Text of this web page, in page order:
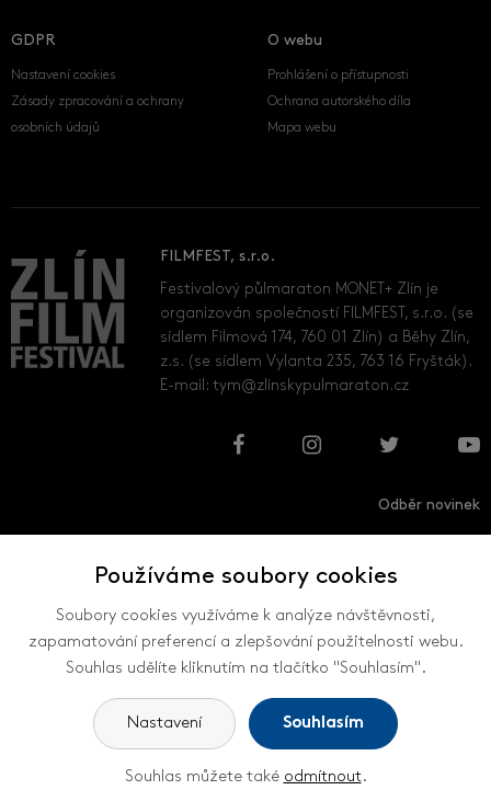
GDPR
Nastavení cookies
Zásady zpracování a ochrany
osobních údajů
O webu
Prohlášení o přístupnosti
Ochrana autorského díla
Mapa webu
FILMFEST, s.r.o.
Festivalový půlmaraton MONET+ Zlín je
organizován společností FILMFEST, s.r.o. (se
sídlem Filmová 174, 760 01 Zlín) a Běhy Zlín,
z.s. (se sídlem Vylanta 235, 763 16 Fryšták).
E-mail:tym@zlinskypulmaraton.cz
Odběr novinek
VŠECHNY KONTAKTY
Používáme soubory cookies
Soubory cookies využíváme k analýze návštěvnosti,
zapamatování preferencí a zlepšování použitelnosti webu.
Souhlas udělíte kliknutím na tlačítko "Souhlasím".
Nastavení Souhlasím
Souhlas můžete také odmítnout.